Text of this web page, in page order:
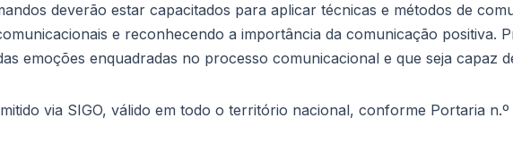
deverão estar capacitados para aplicar técnicas e métodos de
e reconhecendo a importância da comunicação positiva.
emoções enquadradas no processo comunicacional e que seja capaz
via SIGO, válido em todo o território nacional, conforme Portaria